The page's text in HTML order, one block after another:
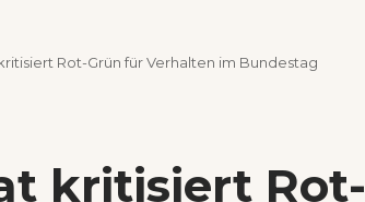
Rot-Grün für Verhalten im Bundestag
kritisiert Rot-